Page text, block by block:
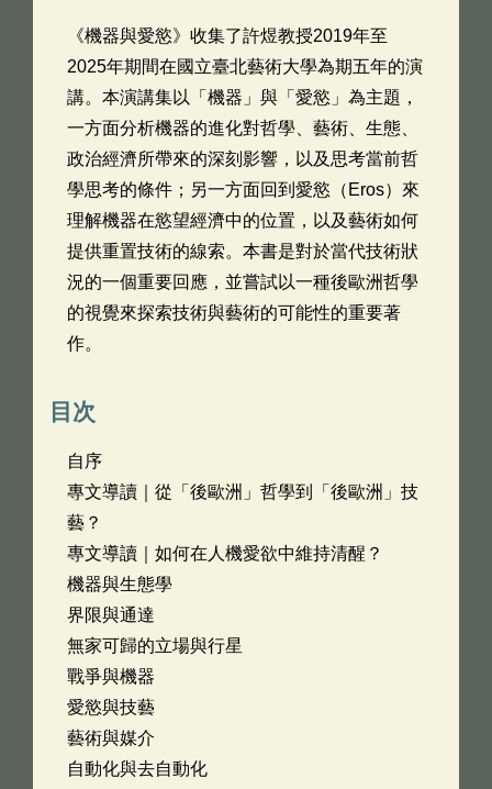
《機器與愛慾》收集了許煜教授2019年至
2025年期間在國立臺北藝術大學為期五年的演
講。本演講集以「機器」與「愛慾」為主題，
一方面分析機器的進化對哲學、藝術、生態、
政治經濟所帶來的深刻影響，以及思考當前哲
學思考的條件；另一方面回到愛慾（Eros）來
理解機器在慾望經濟中的位置，以及藝術如何
提供重置技術的線索。本書是對於當代技術狀
況的一個重要回應，並嘗試以一種後歐洲哲學
的視覺來探索技術與藝術的可能性的重要著
作。
目次
自序
專文導讀｜從「後歐洲」哲學到「後歐洲」技
藝？
專文導讀｜如何在人機愛欲中維持清醒？
機器與生態學
界限與通達
無家可歸的立場與行星
戰爭與機器
愛慾與技藝
藝術與媒介
自動化與去自動化